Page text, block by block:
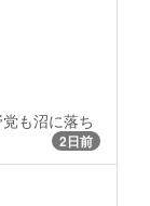
も沼に落ち
2日前